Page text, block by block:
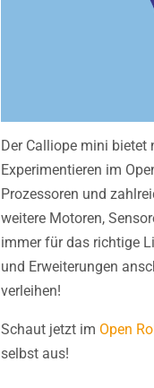
Der Calliope mini bietet
Experimentieren im
Prozessoren und
weitere Motoren,
immer für das richtige
und Erweiterungen
verleihen!
Schaut jetzt im Open
selbst aus!